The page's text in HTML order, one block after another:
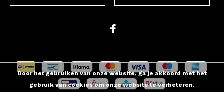
Door het gebruiken van onze website, ga je akkoord met het
gebruik van cookies om onze website te verbeteren.